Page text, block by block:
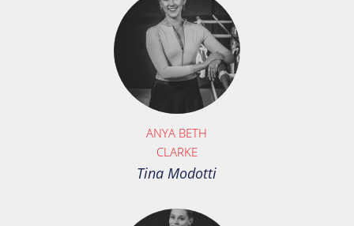
ANYA BETH
CLARKE
Tina Modotti